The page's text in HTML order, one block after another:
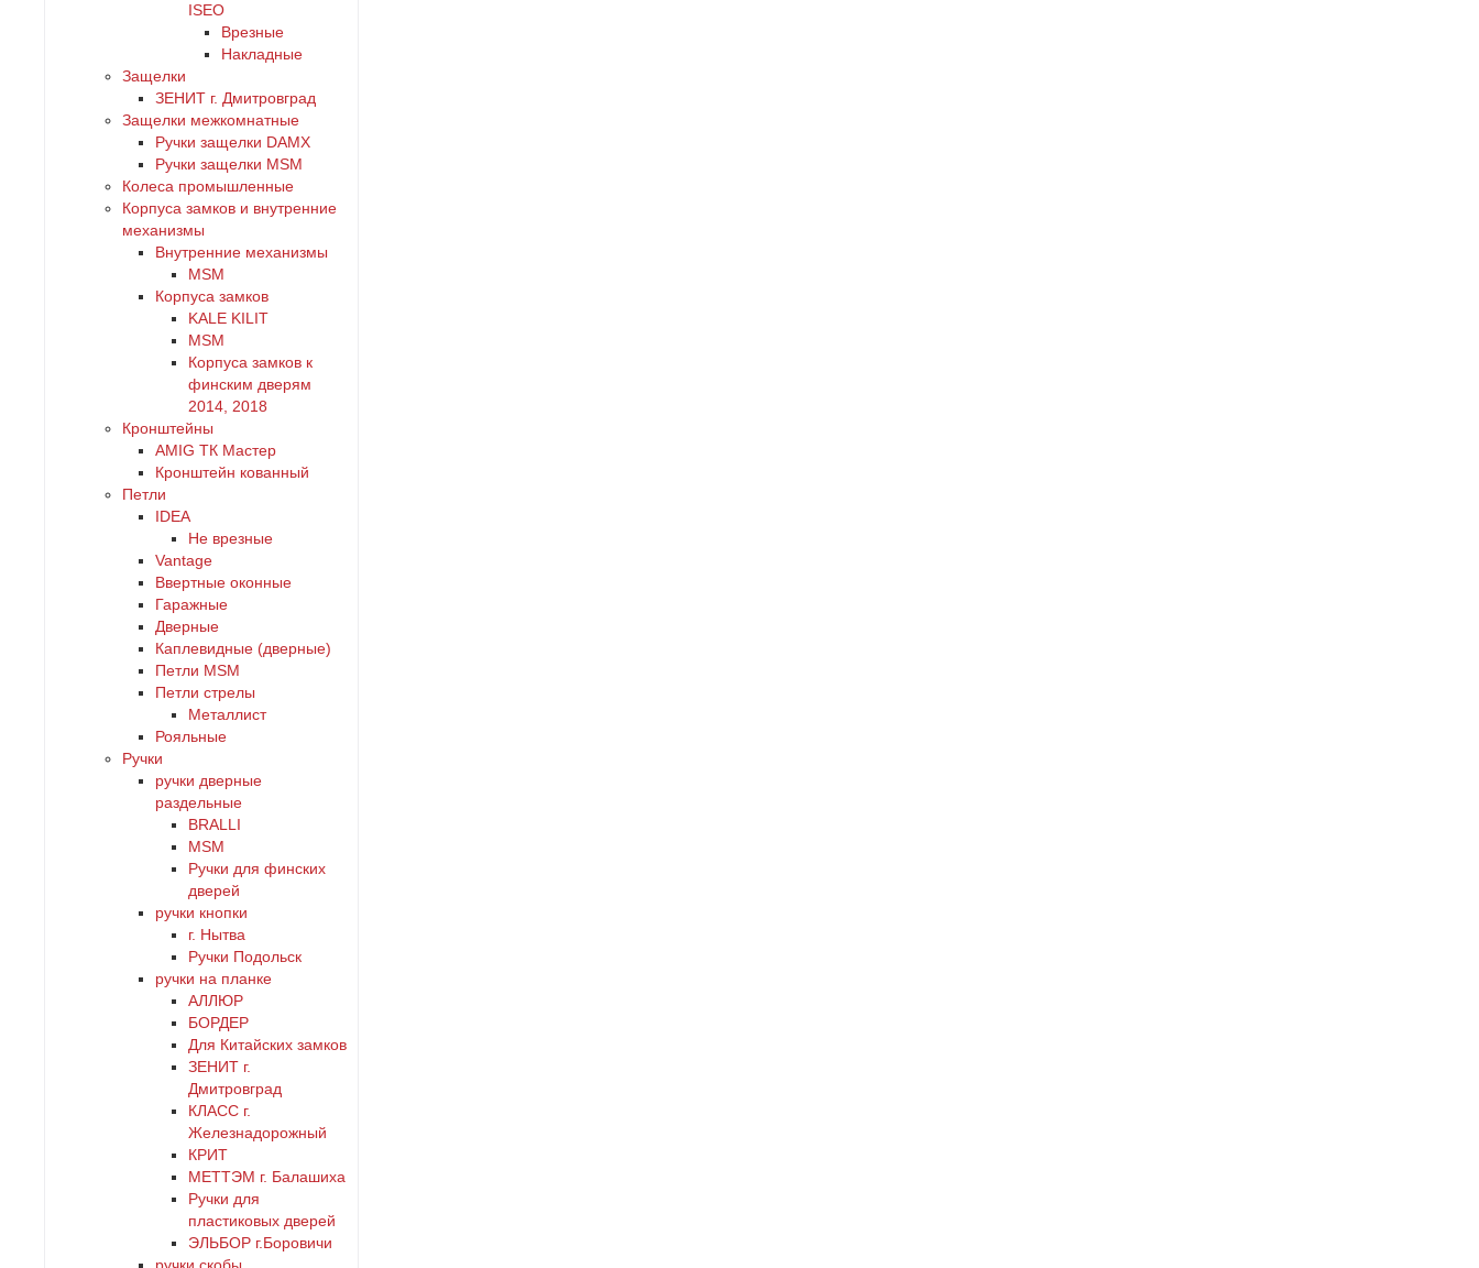
ISEO
Врезные
Накладные
Защелки
ЗЕНИТ г. Дмитровград
Защелки межкомнатные
Ручки защелки DAMX
Ручки защелки MSM
Колеса промышленные
Корпуса замков и внутренние
механизмы
Внутренние механизмы
MSM
Корпуса замков
KALE KILIT
MSM
Корпуса замков к
финским дверям
2014, 2018
Кронштейны
AMIG ТК Мастер
Кронштейн кованный
Петли
IDEA
Не врезные
Vantage
Ввертные оконные
Гаражные
Дверные
Каплевидные (дверные)
Петли MSM
Петли стрелы
Металлист
Рояльные
Ручки
ручки дверные
раздельные
BRALLI
MSM
Ручки для финских
дверей
ручки кнопки
г. Нытва
Ручки Подольск
ручки на планке
АЛЛЮР
БОРДЕР
Для Китайских замков
ЗЕНИТ г.
Дмитровград
КЛАСС г.
Железнадорожный
КРИТ
МЕТТЭМ г. Балашиха
Ручки для
пластиковых дверей
ЭЛЬБОР г.Боровичи